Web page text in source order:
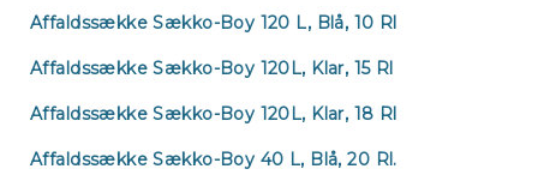
Affaldssække Sækko-Boy 120 L, Blå, 10 Rl
Affaldssække Sækko-Boy 120L, Klar, 15 Rl
Affaldssække Sækko-Boy 120L, Klar, 18 Rl
Affaldssække Sækko-Boy 40 L, Blå, 20 Rl.